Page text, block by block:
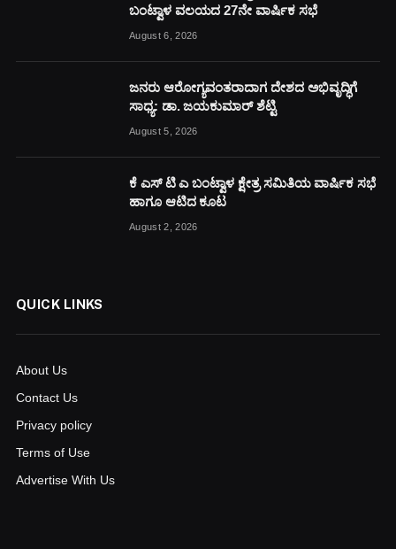
ಬಂಟ್ವಾಳ ವಲಯದ 27ನೇ ವಾರ್ಷಿಕ ಸಭೆ
August 6, 2026
ಜನರು ಆರೋಗ್ಯವಂತರಾದಾಗ ದೇಶದ ಅಭಿವೃದ್ಧಿಗೆ
ಸಾಧ್ಯ: ಡಾ. ಜಯಕುಮಾರ್ ಶೆಟ್ಟಿ
August 5, 2026
ಕೆ ಎಸ್ ಟಿ ಎ ಬಂಟ್ವಾಳ ಕ್ಷೇತ್ರ ಸಮಿತಿಯ ವಾರ್ಷಿಕ ಸಭೆ
ಹಾಗೂ ಆಟಿದ ಕೂಟ
August 2, 2026
QUICK LINKS
About Us
Contact Us
Privacy policy
Terms of Use
Advertise With Us